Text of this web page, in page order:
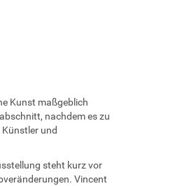
Kunst maßgeblich
nachdem es zu
und
steht kurz vor
Vincent